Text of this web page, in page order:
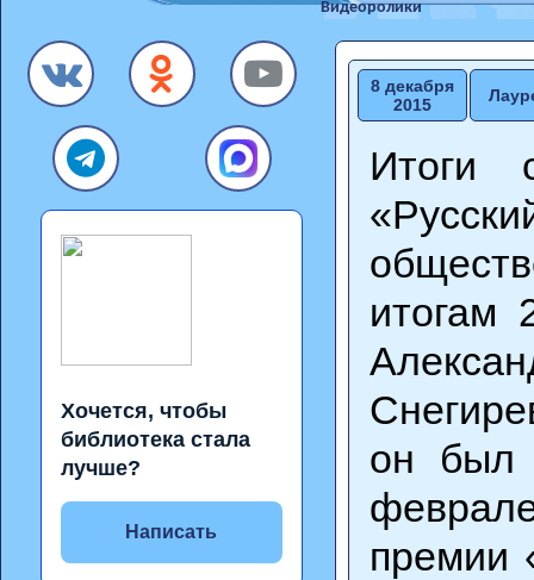
Видеоролики
Хочется, чтобы
библиотека стала
лучше?
Написать
8 декабря
2015
Итоги
итогам
он был
премии